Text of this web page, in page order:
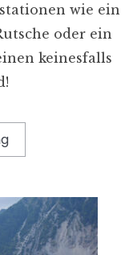
wie ein
oder ein
keinesfalls